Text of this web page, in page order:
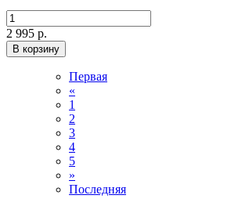
2 995 р.
В корзину
Первая
«
1
2
3
4
5
»
Последняя